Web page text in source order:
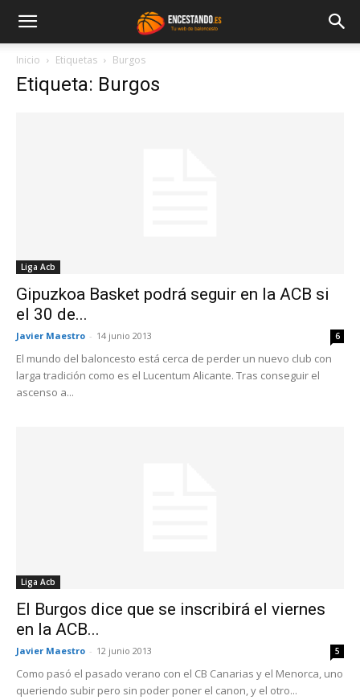
Inicio Etiquetas Burgos
Etiqueta: Burgos
Liga Acb
Gipuzkoa Basket podrá seguir en la ACB si
el 30 de...
Javier Maestro - 14 junio 2013 6
El mundo del baloncesto está cerca de perder un nuevo club con
larga tradición como es el Lucentum Alicante. Tras conseguir el
ascenso a...
Liga Acb
El Burgos dice que se inscribirá el viernes
en la ACB...
Javier Maestro - 12 junio 2013 5
Como pasó el pasado verano con el CB Canarias y el Menorca, uno
queriendo subir pero sin poder poner el canon, y el otro...